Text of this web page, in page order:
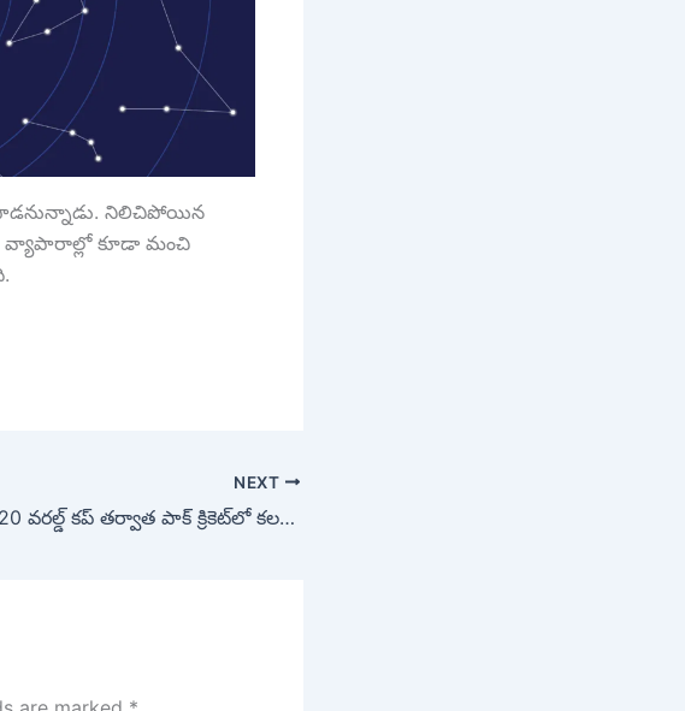
నిలిచిపోయిన
వ్యాపారాల్లో కూడా మంచి
NEXT
టీ20 వరల్డ్ కప్ తర్వాత పాక్ క్రికెట్‌లో కలకలం.. బాబర్ ఆజమ్ ఎఫెక్ట్‌తో రాజీనామా..!